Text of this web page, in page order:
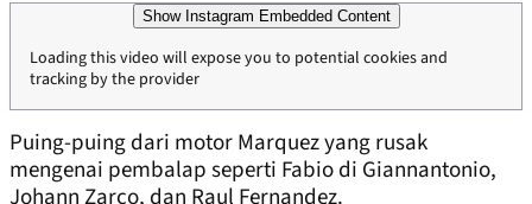
Show Instagram Embedded Content
Loading this video will expose you to potential cookies and
tracking by the provider
Puing-puing dari motor Marquez yang rusak
mengenai pembalap seperti Fabio di Giannantonio,